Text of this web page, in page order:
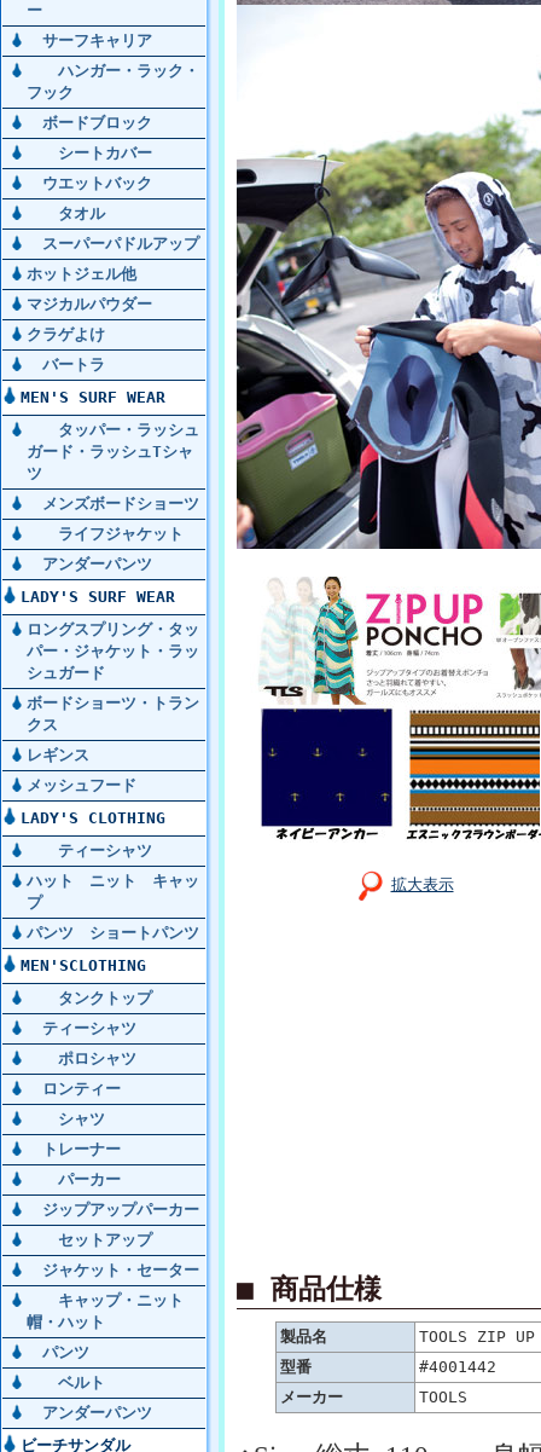
ー
サーフキャリア
ハンガー・ラック・
フック
ボードブロック
シートカバー
ウエットバック
タオル
スーパーパドルアップ
ホットジェル他
マジカルパウダー
クラゲよけ
バートラ
MEN'S SURF WEAR
タッパー・ラッシュ
ガード・ラッシュTシャ
ツ
メンズボードショーツ
ライフジャケット
アンダーパンツ
LADY'S SURF WEAR
ロングスプリング・タッ
パー・ジャケット・ラッ
シュガード
ボードショーツ・トラン
クス
レギンス
メッシュフード
LADY'S CLOTHING
ティーシャツ
ハット ニット キャッ
プ
パンツ ショートパンツ
MEN'SCLOTHING
タンクトップ
ティーシャツ
ポロシャツ
ロンティー
シャツ
トレーナー
パーカー
ジップアップパーカー
セットアップ
ジャケット・セーター
キャップ・ニット
帽・ハット
パンツ
ベルト
アンダーパンツ
ビーチサンダル
拡大表示
■ 商品仕様
製品名
TOOLS ZIP UP
型番
#4001442
メーカー
TOOLS